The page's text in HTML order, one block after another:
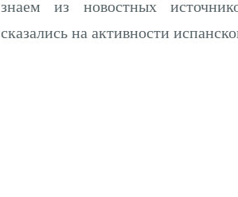
знаем из новостных
сказались на активности